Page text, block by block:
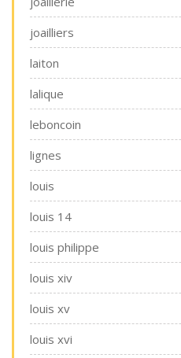
joailliers
laiton
lalique
leboncoin
lignes
louis
louis 14
louis philippe
louis xiv
louis xv
louis xvi